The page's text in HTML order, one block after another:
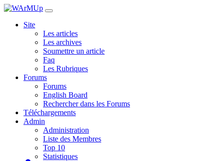
Site
Les articles
Les archives
Soumettre un article
Faq
Les Rubriques
Forums
Forums
English Board
Rechercher dans les Forums
Téléchargements
Admin
Administration
Liste des Membres
Top 10
Statistiques